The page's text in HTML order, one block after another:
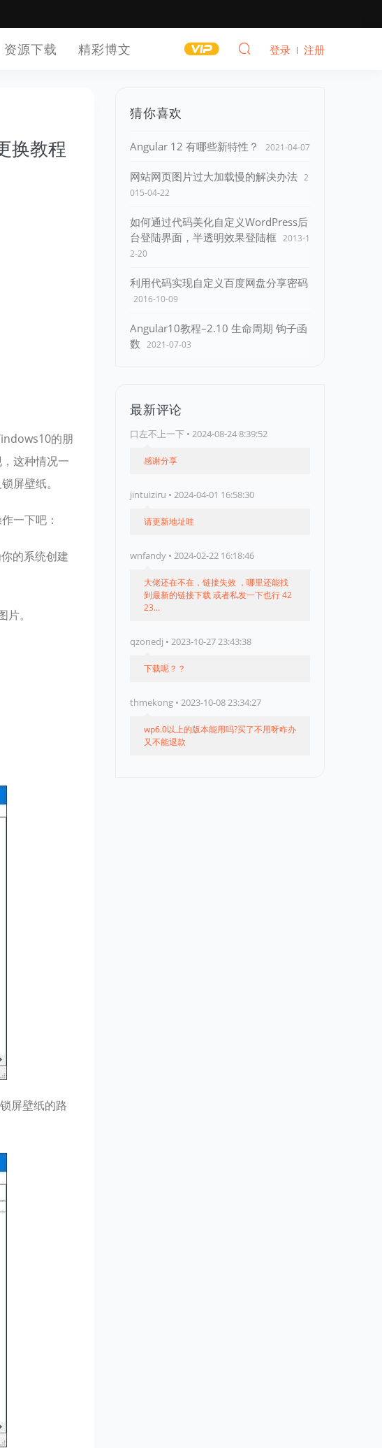
资源下载 精彩博文 登录 注册
换教程
的朋
这种情况一
屏壁纸。
一下吧：
的系统创建
。
屏壁纸的路
猜你喜欢
Angular 12 有哪些新特性？ 2021-04-07
网站网页图片过大加载慢的解决办法 2
015-04-22
如何通过代码美化自定义WordPress后
台登陆界面，半透明效果登陆框 2013-1
2-20
利用代码实现自定义百度网盘分享密码
2016-10-09
Angular10教程–2.10 生命周期 钩子函
数 2021-07-03
最新评论
口左不上一下 • 2024-08-24 8:39:52
感谢分享
jintuiziru • 2024-04-01 16:58:30
请更新地址哇
wnfandy • 2024-02-22 16:18:46
大佬还在不在，链接失效 ，哪里还能找
到最新的链接下载 或者私发一下也行 42
23...
qzonedj • 2023-10-27 23:43:38
下载呢？？
thmekong • 2023-10-08 23:34:27
wp6.0以上的版本能用吗?买了不用呀咋办
又不能退款